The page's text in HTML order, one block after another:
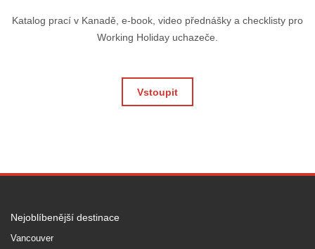
Katalog prací v Kanadě, e-book, video přednášky a checklisty pro
Working Holiday uchazeče.
Vstoupit
Nejoblíbenější destinace
Vancouver